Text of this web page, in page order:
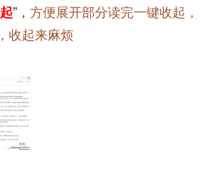
”， 方便展开部分读完一键收起，
收起来麻烦